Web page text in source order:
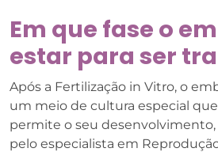
Em que fase o
estar para ser
Após a Fertilização in Vitro, o
um meio de cultura especial
permite o seu
pelo especialista em